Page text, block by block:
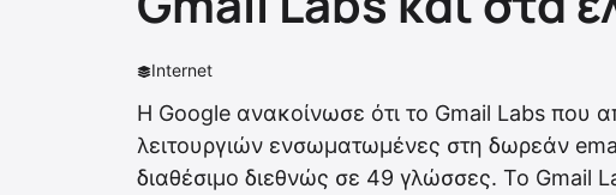
Internet
Η Google ανακοίνωσε ότι το Gmail Labs που
λειτουργιών ενσωματωμένες στη δωρεάν
διαθέσιμο διεθνώς σε 49 γλώσσες. To Gmail